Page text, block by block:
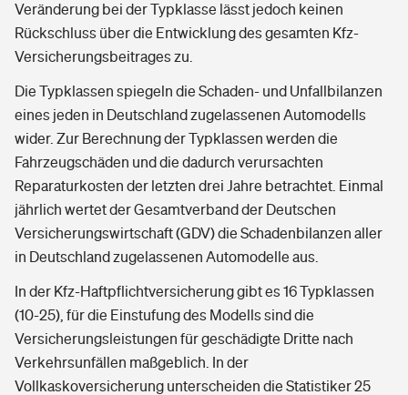
Veränderung bei der Typklasse lässt jedoch keinen
Rückschluss über die Entwicklung des gesamten Kfz-
Versicherungsbeitrages zu.
Die Typklassen spiegeln die Schaden- und Unfallbilanzen
eines jeden in Deutschland zugelassenen Automodells
wider. Zur Berechnung der Typklassen werden die
Fahrzeugschäden und die dadurch verursachten
Reparaturkosten der letzten drei Jahre betrachtet. Einmal
jährlich wertet der Gesamtverband der Deutschen
Versicherungswirtschaft (GDV) die Schadenbilanzen aller
in Deutschland zugelassenen Automodelle aus.
In der Kfz-Haftpflichtversicherung gibt es 16 Typklassen
(10-25), für die Einstufung des Modells sind die
Versicherungsleistungen für geschädigte Dritte nach
Verkehrsunfällen maßgeblich. In der
Vollkaskoversicherung unterscheiden die Statistiker 25